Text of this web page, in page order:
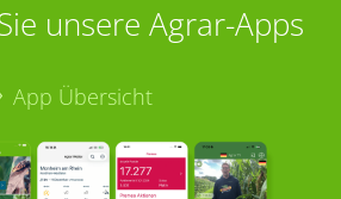
unsere Agrar-Apps
App Übersicht